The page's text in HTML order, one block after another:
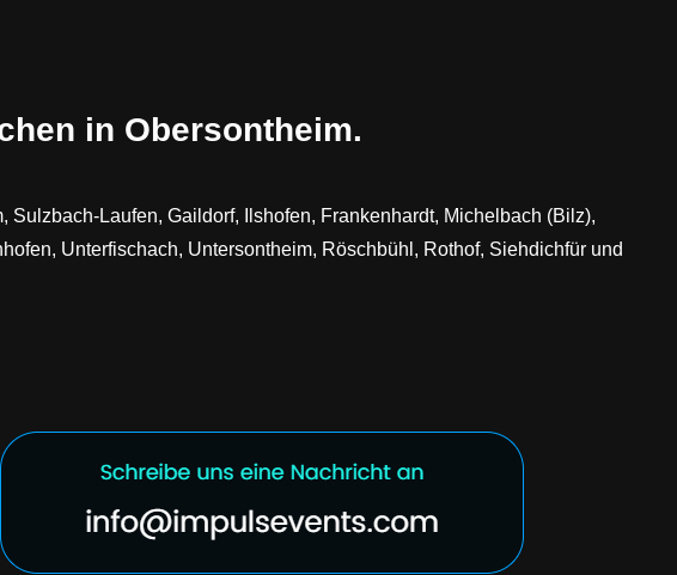
in Obersontheim.
Laufen, Gaildorf, Ilshofen, Frankenhardt, Michelbach (Bilz),
Unterfischach, Untersontheim, Röschbühl, Rothof, Siehdichfür und